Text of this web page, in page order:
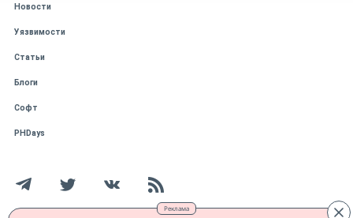
Реклама
Новости
Уязвимости
Статьи
Блоги
Софт
PHDays